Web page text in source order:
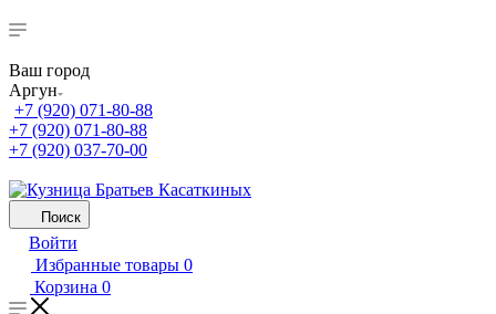
Ваш город
Аргун
+7 (920) 071-80-88
+7 (920) 071-80-88
+7 (920) 037-70-00
Поиск
Войти
Избранные товары 0
Корзина 0